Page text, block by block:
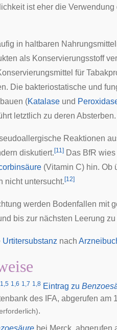
ist eher die
in haltbaren
als Konservierungsstoff
für
Die bakteriostatische und
(Katalase und
letztlich zu deren Absterben.
Reaktionen
diskutiert.[11 ] Das BfR wies
(Vitamin C) hin. Ob
nicht untersucht.[12]
werden Bodenfallen mit
bis zur nächsten Leerung
Urtitersubstanz nach
1,5 1,6 1,7 1,8 Eintrag zu
des IFA, abgerufen am
.
bei Merck, abgerufen